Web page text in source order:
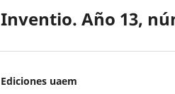
Inventio. Año 13,
Ediciones uaem